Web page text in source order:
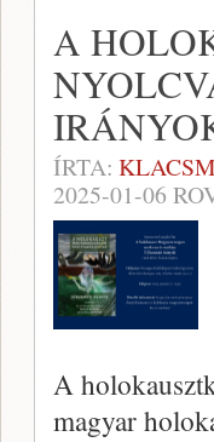
A
ÍRTA:
2025-01-06
A
magyar